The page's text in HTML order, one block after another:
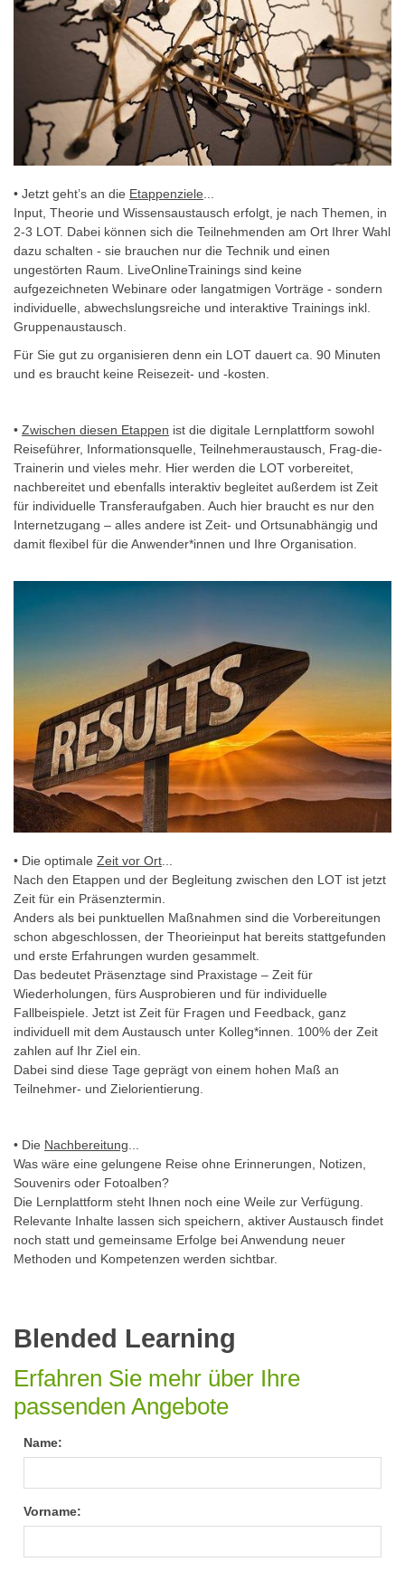
• Jetzt geht’s an die Etappenziele
Input, Theorie und Wissensaustausch erfolgt, je nach Themen, in
2-3 LOT. Dabei können sich die Teilnehmenden am Ort Ihrer Wahl
dazu schalten - sie brauchen nur die Technik und einen
ungestörten Raum. LiveOnlineTrainings sind keine
aufgezeichneten Webinare oder langatmigen Vorträge - sondern
individuelle, abwechslungsreiche und interaktive Trainings inkl.
Gruppenaustausch.
Für Sie gut zu organisieren denn ein LOT dauert ca. 90 Minuten
und es braucht keine Reisezeit- und -kosten.
• Zwischen diesen Etappen ist die digitale Lernplattform sowohl
Reiseführer, Informationsquelle, Teilnehmeraustausch, Frag-die-
Trainerin und vieles mehr. Hier werden die LOT vorbereitet,
nachbereitet und ebenfalls interaktiv begleitet außerdem ist Zeit
für individuelle Transferaufgaben. Auch hier braucht es nur den
Internetzugang – alles andere ist Zeit- und Ortsunabhängig und
damit flexibel für die Anwender*innen und Ihre Organisation.
• Die optimale Zeit vor Ort
Nach den Etappen und der Begleitung zwischen den LOT ist jetzt
Zeit für ein Präsenztermin.
Anders als bei punktuellen Maßnahmen sind die Vorbereitungen
schon abgeschlossen, der Theorieinput hat bereits stattgefunden
und erste Erfahrungen wurden gesammelt.
Das bedeutet Präsenztage sind Praxistage – Zeit für
Wiederholungen, fürs Ausprobieren und für individuelle
Fallbeispiele. Jetzt ist Zeit für Fragen und Feedback, ganz
individuell mit dem Austausch unter Kolleg*innen. 100% der Zeit
zahlen auf Ihr Ziel ein.
Dabei sind diese Tage geprägt von einem hohen Maß an
Teilnehmer- und Zielorientierung.
• Die Nachbereitung
Was wäre eine gelungene Reise ohne Erinnerungen, Notizen,
Souvenirs oder Fotoalben?
Die Lernplattform steht Ihnen noch eine Weile zur Verfügung.
Relevante Inhalte lassen sich speichern, aktiver Austausch findet
noch statt und gemeinsame Erfolge bei Anwendung neuer
Methoden und Kompetenzen werden sichtbar.
Blended Learning
Erfahren Sie mehr über Ihre
passenden Angebote
Name:
Vorname: